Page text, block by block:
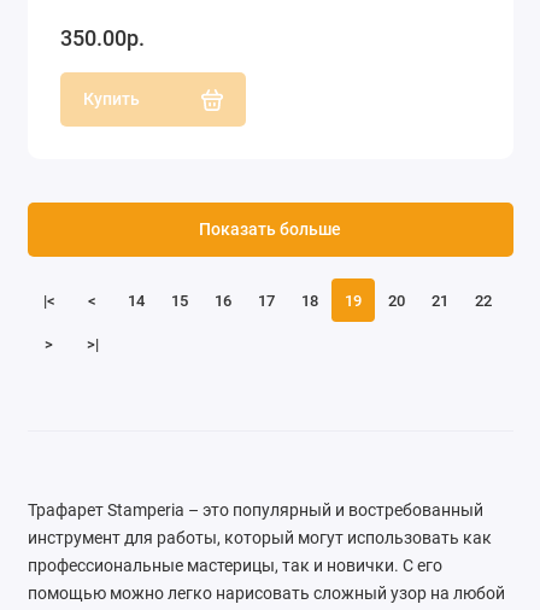
350.00р.
Купить
|< < 14 15 16 17 18 19 20 21 22
> >|
Показать больше
Трафарет Stamperia – это популярный и востребованный
инструмент для работы, который могут использовать как
профессиональные мастерицы, так и новички. С его
помощью можно легко нарисовать сложный узор на любой